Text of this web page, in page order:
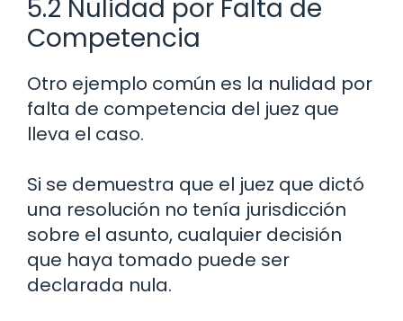
5.2 Nulidad por Falta de
Competencia
Otro ejemplo común es la nulidad por
falta de competencia del juez que
lleva el caso.
Si se demuestra que el juez que dictó
una resolución no tenía jurisdicción
sobre el asunto, cualquier decisión
que haya tomado puede ser
declarada nula.